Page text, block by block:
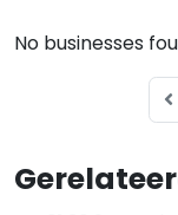
No businesses